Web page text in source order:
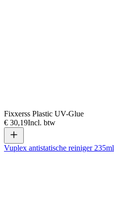
Fixxerss Plastic UV-Glue
€ 30,19Incl. btw
Vuplex antistatische reiniger 235ml